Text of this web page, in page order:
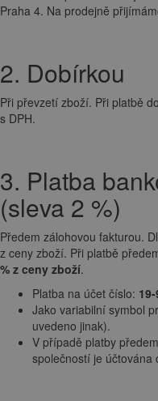
Praha 4. Na prodejně
2. Dobírkou
Při převzetí zboží. Při platbě
s DPH.
3. Platba
(sleva 2 %)
Předem zálohovou fakturou.
z ceny zboží. Při platbě
% z ceny zboží.
Platba na účet číslo:
Jako variabilní symbol
uvedeno jinak).
V případě platby
společností je účtována